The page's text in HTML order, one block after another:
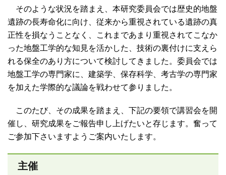
そのような状況を踏まえ、本研究委員会では歴史的地盤
遺跡の長寿命化に向け、従来から重視されている遺跡の真
正性を損なうことなく、これまであまり重視されてこなか
った地盤工学的な知見を活かした、技術の裏付けに支えら
れる保全のあり方について検討してきました。委員会では
地盤工学の専門家に、建築学、保存科学、考古学の専門家
を加えた学際的な議論を戦わせて参りました。
このたび、その成果を踏まえ、下記の要領で講習会を開
催し、研究成果をご報告申し上げたいと存じます。奮って
ご参加下さいますようご案内いたします。
主催